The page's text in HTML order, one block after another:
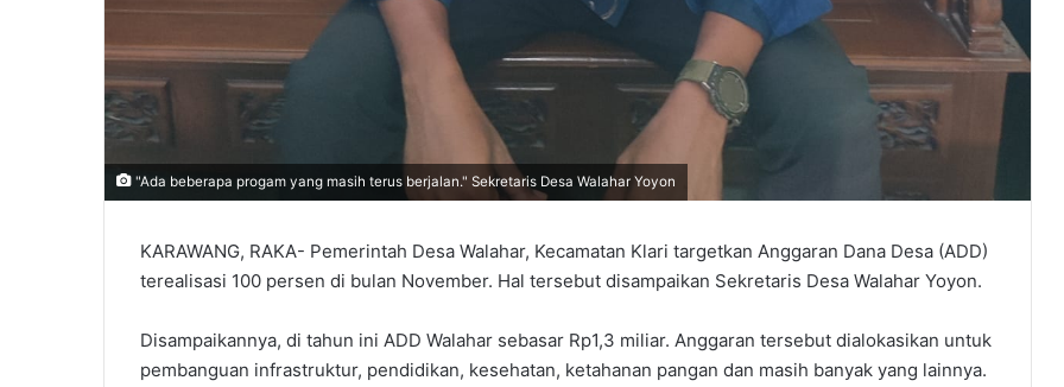
"Ada beberapa progam yang masih terus berjalan." Sekretaris Desa Walahar Yoyon
KARAWANG, RAKA- Pemerintah Desa Walahar, Kecamatan Klari targetkan Anggaran Dana Desa (ADD)
terealisasi 100 persen di bulan November. Hal tersebut disampaikan Sekretaris Desa Walahar Yoyon.
Disampaikannya, di tahun ini ADD Walahar sebasar Rp1,3 miliar. Anggaran tersebut dialokasikan untuk
pembanguan infrastruktur, pendidikan, kesehatan, ketahanan pangan dan masih banyak yang lainnya.